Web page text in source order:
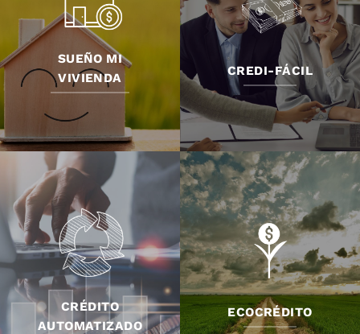
SUEÑO MI
VIVIENDA
CREDI-FÁCIL
CRÉDITO
AUTOMATIZADO
ECOCRÉDITO